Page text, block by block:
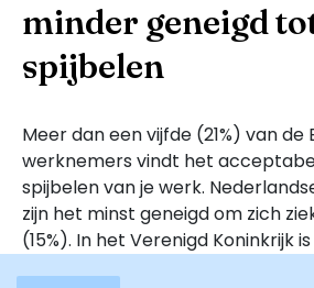
minder geneigd
spijbelen
Meer dan een vijfde (21%) van de
werknemers vindt het
spijbelen van je werk.
zijn het minst geneigd om zich
(15%). In het Verenigd Koninkrijk is